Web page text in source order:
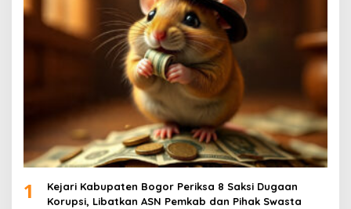
1
Kejari Kabupaten Bogor Periksa 8 Saksi Dugaan
Korupsi, Libatkan ASN Pemkab dan Pihak Swasta